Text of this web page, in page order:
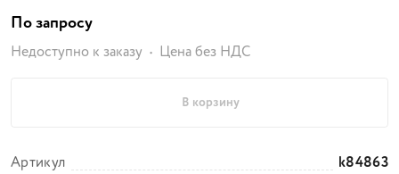
По запросу
Недоступно к заказу Цена без НДС
В корзину
Артикул
k84863